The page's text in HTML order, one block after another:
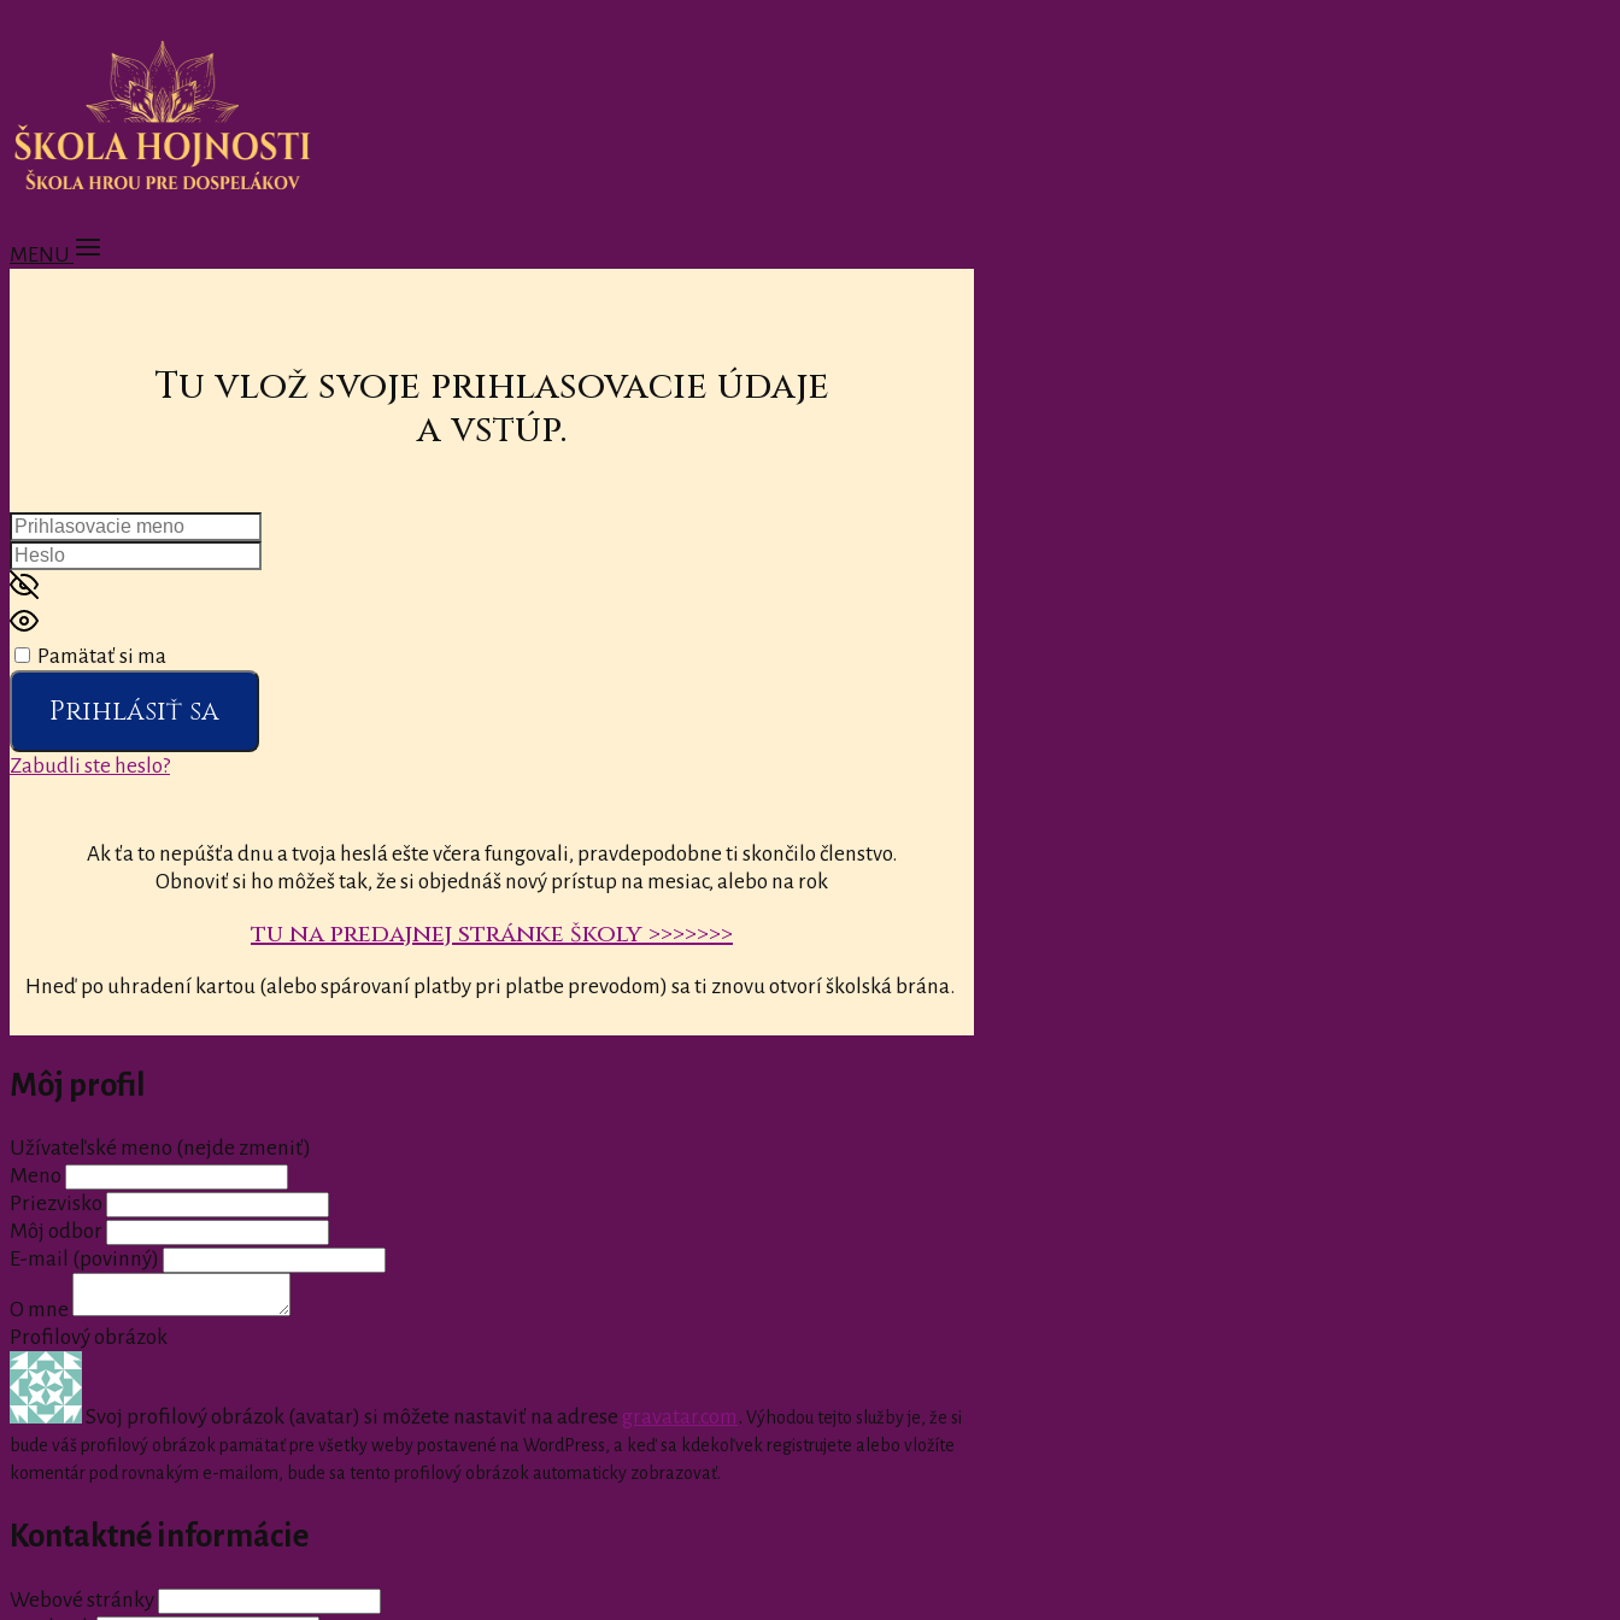
MENU
Tu vlož svoje prihlasovacie údaje
a vstúp.
Pamätať si ma
Prihlásiť sa
Zabudli ste heslo?
Ak ťa to nepúšťa dnu a tvoja heslá ešte včera fungovali, pravdepodobne ti skončilo členstvo.
Obnoviť si ho môžeš tak, že si objednáš nový prístup na mesiac, alebo na rok
tu na predajnej stránke školy >>>>>>>
Hneď po uhradení kartou (alebo spárovaní platby pri platbe prevodom) sa ti znovu otvorí školská brána.
Môj profil
Užívateľské meno (nejde zmeniť)
Meno
Priezvisko
Môj odbor
E-mail
(povinný)
O mne
Profilový obrázok
Svoj profilový obrázok (avatar) si môžete nastaviť na adrese gravatar.com . Výhodou tejto služby je, že si
bude váš profilový obrázok pamätať pre všetky weby postavené na WordPress, a keď sa kdekoľvek registrujete alebo vložíte
komentár pod rovnakým e-mailom, bude sa tento profilový obrázok automaticky zobrazovať.
Kontaktné informácie
Webové stránky